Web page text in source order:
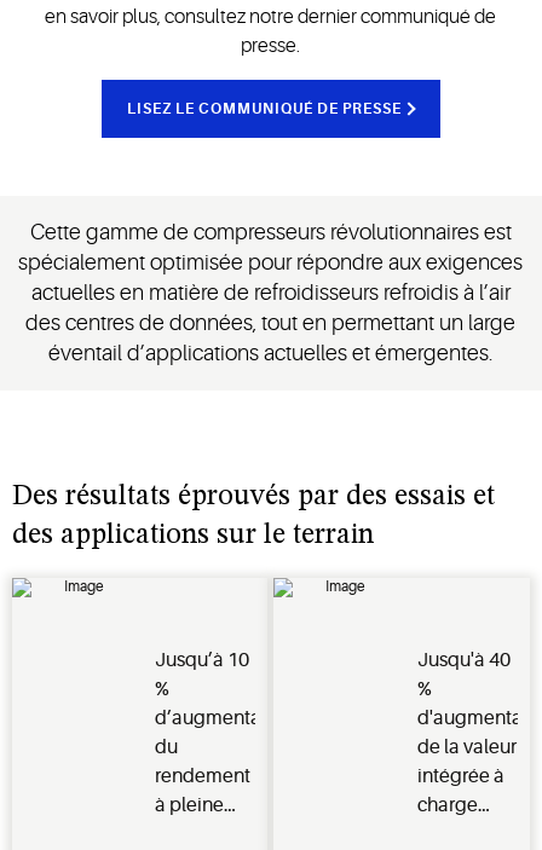
en savoir plus, consultez notre dernier communiqué de
presse.
LISEZ LE COMMUNIQUÉ DE PRESSE
Cette gamme de compresseurs révolutionnaires est
spécialement optimisée pour répondre aux exigences
actuelles en matière de refroidisseurs refroidis à l’air
des centres de données, tout en permettant un large
éventail d’applications actuelles et émergentes.
Des résultats éprouvés par des essais et
des applications sur le terrain
Jusqu’à 10
%
d’augmentation
du
rendement
à pleine
Jusqu'à 40
%
de la valeur
intégrée à
charge